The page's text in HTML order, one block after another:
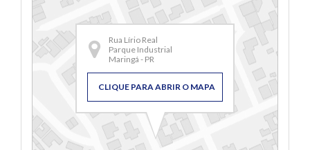
Rua Lírio Real
Parque Industrial
Maringá - PR
CLIQUE PARA ABRIR O MAPA